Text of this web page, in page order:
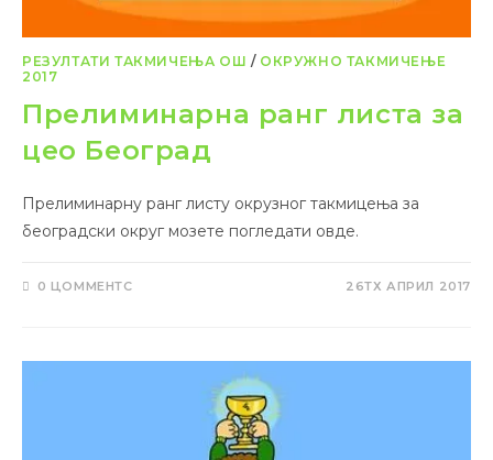
РЕЗУЛТАТИ ТАКМИЧЕЊА ОШ / ОКРУЖНО ТАКМИЧЕЊЕ
2017
Прелиминарна ранг листа за
цео Београд
Прелиминарну ранг листу окрузног такмицења за
београдски округ мозете погледати овде.
0 ЦОММЕНТС 26ТХ АПРИЛ 2017